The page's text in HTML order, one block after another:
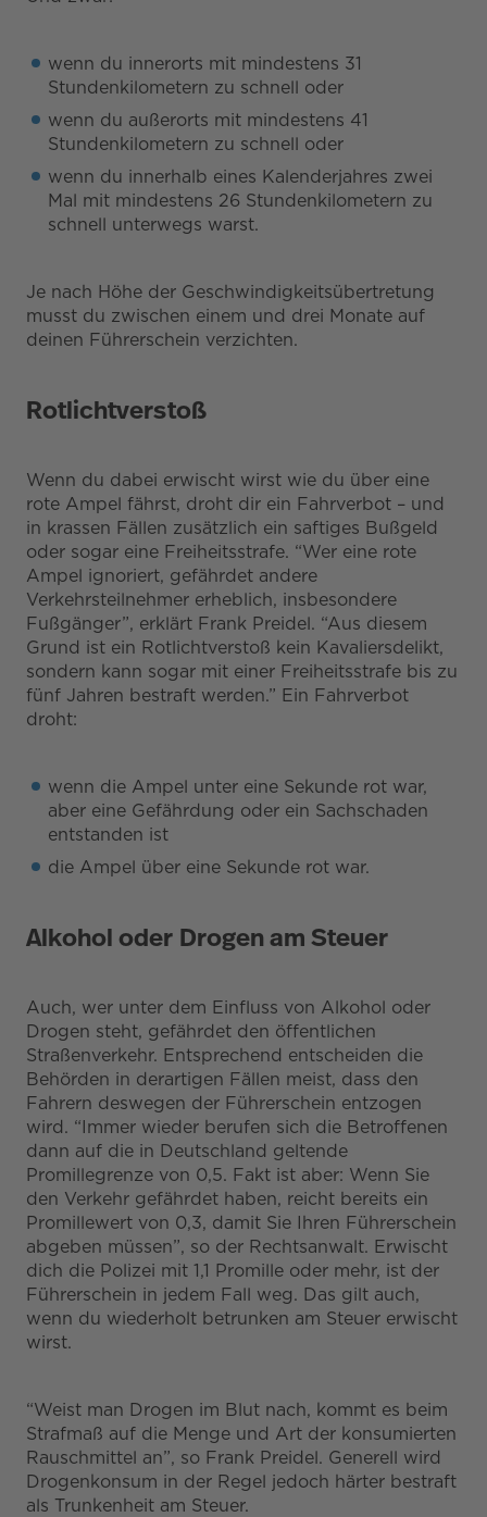
wenn du innerorts mit mindestens 31
Stundenkilometern zu schnell oder
wenn du außerorts mit mindestens 41
Stundenkilometern zu schnell oder
wenn du innerhalb eines Kalenderjahres zwei
Mal mit mindestens 26 Stundenkilometern zu
schnell unterwegs warst.
Je nach Höhe der Geschwindigkeitsübertretung
musst du zwischen einem und drei Monate auf
deinen Führerschein verzichten.
Rotlichtverstoß
Wenn du dabei erwischt wirst wie du über eine
rote Ampel fährst, droht dir ein Fahrverbot – und
in krassen Fällen zusätzlich ein saftiges Bußgeld
oder sogar eine Freiheitsstrafe. “Wer eine rote
Ampel ignoriert, gefährdet andere
Verkehrsteilnehmer erheblich, insbesondere
Fußgänger”, erklärt Frank Preidel. “Aus diesem
Grund ist ein Rotlichtverstoß kein Kavaliersdelikt,
sondern kann sogar mit einer Freiheitsstrafe bis zu
fünf Jahren bestraft werden.” Ein Fahrverbot
droht:
wenn die Ampel unter eine Sekunde rot war,
aber eine Gefährdung oder ein Sachschaden
entstanden ist
die Ampel über eine Sekunde rot war.
Alkohol oder Drogen am Steuer
Auch, wer unter dem Einfluss von Alkohol oder
Drogen steht, gefährdet den öffentlichen
Straßenverkehr. Entsprechend entscheiden die
Behörden in derartigen Fällen meist, dass den
Fahrern deswegen der Führerschein entzogen
wird. “Immer wieder berufen sich die Betroffenen
dann auf die in Deutschland geltende
Promillegrenze von 0,5. Fakt ist aber: Wenn Sie
den Verkehr gefährdet haben, reicht bereits ein
Promillewert von 0,3, damit Sie Ihren Führerschein
abgeben müssen”, so der Rechtsanwalt. Erwischt
dich die Polizei mit 1,1 Promille oder mehr, ist der
Führerschein in jedem Fall weg. Das gilt auch,
wenn du wiederholt betrunken am Steuer erwischt
wirst.
“Weist man Drogen im Blut nach, kommt es beim
Strafmaß auf die Menge und Art der konsumierten
Rauschmittel an”, so Frank Preidel. Generell wird
Drogenkonsum in der Regel jedoch härter bestraft
als Trunkenheit am Steuer.